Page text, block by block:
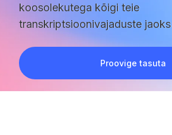
koosolekutega kõigi teie
transkriptsioonivajaduste jaoks
Proovige tasuta